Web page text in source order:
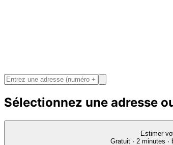
Sélectionnez une adresse
Estimer
Gratuit · 2 minutes